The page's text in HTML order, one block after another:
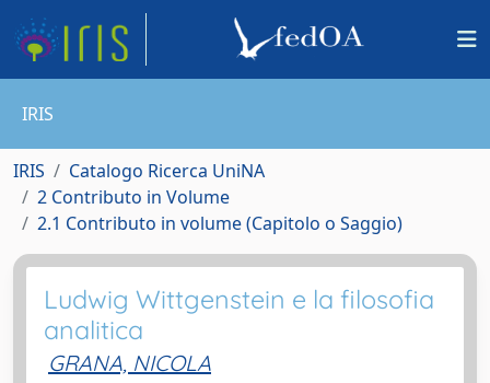
IRIS
IRIS
Catalogo Ricerca UniNA
2 Contributo in Volume
2.1 Contributo in volume (Capitolo o Saggio)
Ludwig Wittgenstein e la filosofia
analitica
GRANA, NICOLA